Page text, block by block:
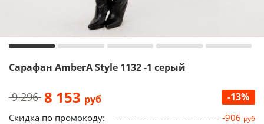
Сарафан AmberA Style 1132 -1 серый
9 296 8 153 руб -13%
Скидка по промокоду: -906 руб